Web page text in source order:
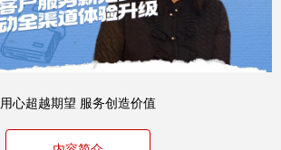
Video
用心超越期望 服务创造价值